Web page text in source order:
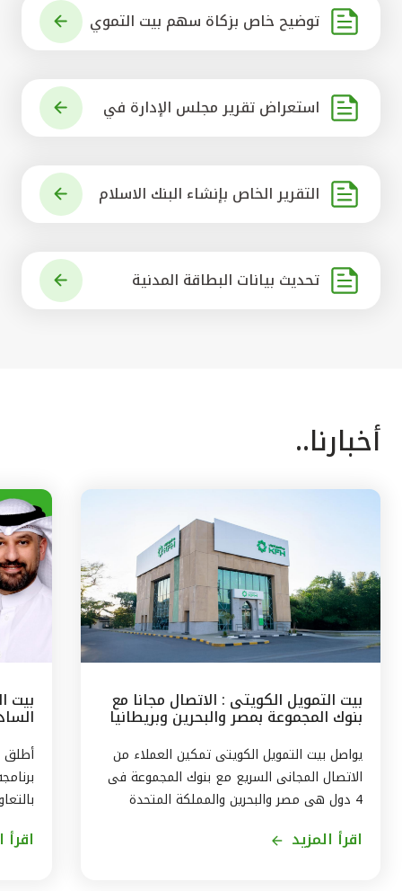
توضيح خاص بزكاة سهم بيت التموي
استعراض تقرير مجلس الإدارة في
التقرير الخاص بإنشاء البنك الاسلام
تحديث بيانات البطاقة المدنية
أخبارنا..
بيت التمويل الكويتى : الاتصال مجانا مع
بنوك المجموعة بمصر والبحرين وبريطانيا
وتركيا
يواصل بيت التمويل الكويتى تمكين العملاء من
الاتصال المجانى السريع مع بنوك المجموعة فى
4 دول هى مصر والبحرين والمملكة المتحدة
اقرأ المزيد
بيت
أطلق
اقرأ